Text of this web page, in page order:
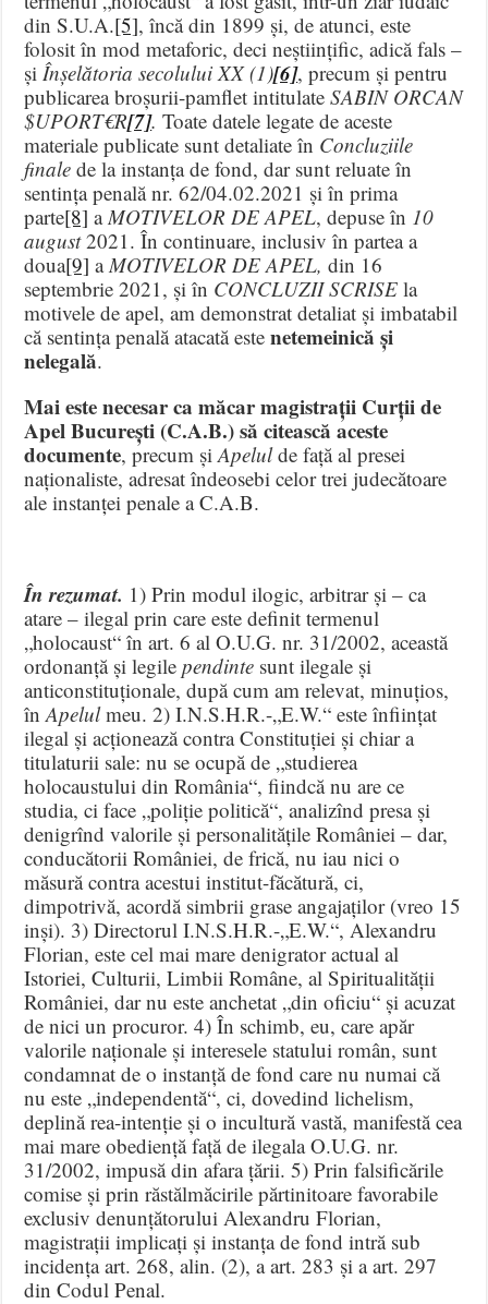
din S.U.A.[5], încă din 1899 și, de atunci, este
folosit în mod metaforic, deci neștiințific, adică fals –
șiÎnșelătoria secolului XX (1)[6], precum și pentru
publicarea broșurii-pamflet intitulateSABIN ORCAN
$UPORT€R[7]. Toate datele legate de aceste
materiale publicate sunt detaliate în Concluziile
finale de la instanța de fond, dar sunt reluate în
sentința penală nr. 62/04.02.2021 și în prima
parte[8] aMOTIVELOR DE APEL, depuse în 10
august2021. În continuare, inclusiv în partea a
doua[9] aMOTIVELOR DE APEL, din 16
septembrie 2021, și în CONCLUZII SCRISE la
motivele de apel, am demonstrat detaliat și imbatabil
că sentința penală atacată estenetemeinică și
nelegală.
Mai este necesar ca măcar magistrații Curții de
Apel București (C.A.B.) să citească aceste
documente, precum șiApelulde față al presei
naționaliste, adresat îndeosebi celor trei judecătoare
ale instanței penale a C.A.B.
În rezumat. 1) Prin modul ilogic, arbitrar și – ca
atare – ilegal prin care este definit termenul
„holocaust“ în art. 6 al O.U.G. nr. 31/2002, această
ordonanță și legilependinte sunt ilegale și
anticonstituționale, după cum am relevat, minuțios,
înApelulmeu. 2) I.N.S.H.R.-„E.W.“ este înființat
ilegal și acționează contra Constituției și chiar a
titulaturii sale: nu se ocupă de „studierea
holocaustului din România“, fiindcă nu are ce
studia, ci face „poliție politică“, analizînd presa și
denigrînd valorile și personalitățile României – dar,
conducătorii României, de frică, nu iau nici o
măsură contra acestui institut-făcătură, ci,
dimpotrivă, acordă simbrii grase angajaților (vreo 15
inși). 3) Directorul I.N.S.H.R.-„E.W.“, Alexandru
Florian, este cel mai mare denigrator actual al
Istoriei, Culturii, Limbii Române, al Spiritualității
României, dar nu este anchetat „din oficiu“ și acuzat
de nici un procuror. 4) În schimb, eu, care apăr
valorile naționale și interesele statului român, sunt
condamnat de o instanță de fond care nu numai că
nu este „independentă“, ci, dovedind lichelism,
deplină rea-intenție și o incultură vastă, manifestă cea
mai mare obediență față de ilegala O.U.G. nr.
31/2002, impusă din afara țării. 5) Prin falsificările
comise și prin răstălmăcirile părtinitoare favorabile
exclusiv denunțătorului Alexandru Florian,
magistrații implicați și instanța de fond intră sub
incidența art. 268, alin. (2), a art. 283 și a art. 297
din Codul Penal.